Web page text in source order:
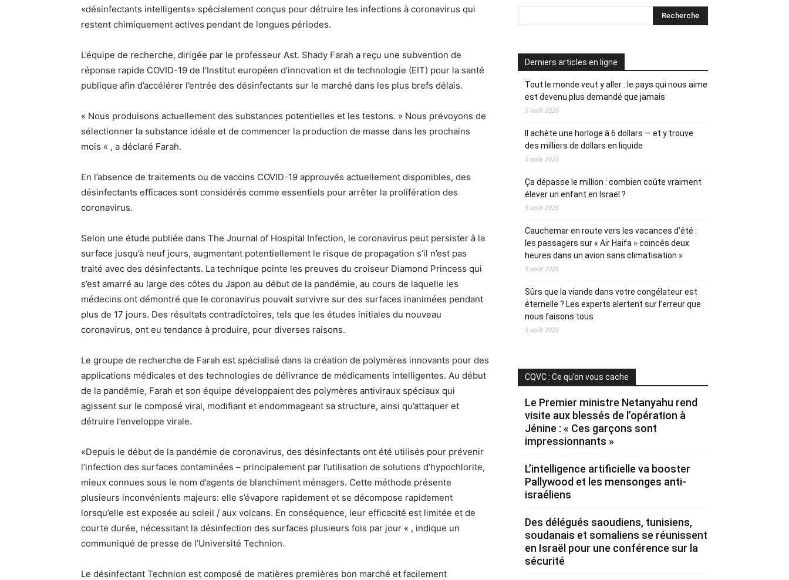
«désinfectants intelligents» spécialement conçus pour détruire les infections à coronavirus qui
restent chimiquement actives pendant de longues périodes.
L’équipe de recherche, dirigée par le professeur Ast. Shady Farah a reçu une subvention de
réponse rapide COVID-19 de l’Institut européen d’innovation et de technologie (EIT) pour la santé
publique afin d’accélérer l’entrée des désinfectants sur le marché dans les plus brefs délais.
« Nous produisons actuellement des substances potentielles et les testons. » Nous prévoyons de
sélectionner la substance idéale et de commencer la production de masse dans les prochains
mois « , a déclaré Farah.
En l’absence de traitements ou de vaccins COVID-19 approuvés actuellement disponibles, des
désinfectants efficaces sont considérés comme essentiels pour arrêter la prolifération des
coronavirus.
Selon une étude publiée dans The Journal of Hospital Infection, le coronavirus peut persister à la
surface jusqu’à neuf jours, augmentant potentiellement le risque de propagation s’il n’est pas
traité avec des désinfectants. La technique pointe les preuves du croiseur Diamond Princess qui
s’est amarré au large des côtes du Japon au début de la pandémie, au cours de laquelle les
médecins ont démontré que le coronavirus pouvait survivre sur des surfaces inanimées pendant
plus de 17 jours. Des résultats contradictoires, tels que les études initiales du nouveau
coronavirus, ont eu tendance à produire, pour diverses raisons.
Le groupe de recherche de Farah est spécialisé dans la création de polymères innovants pour des
applications médicales et des technologies de délivrance de médicaments intelligentes. Au début
de la pandémie, Farah et son équipe développaient des polymères antiviraux spéciaux qui
agissent sur le composé viral, modifiant et endommageant sa structure, ainsi qu’attaquer et
détruire l’enveloppe virale.
«Depuis le début de la pandémie de coronavirus, des désinfectants ont été utilisés pour prévenir
l’infection des surfaces contaminées – principalement par l’utilisation de solutions d’hypochlorite,
mieux connues sous le nom d’agents de blanchiment ménagers. Cette méthode présente
plusieurs inconvénients majeurs: elle s’évapore rapidement et se décompose rapidement
lorsqu’elle est exposée au soleil / aux volcans. En conséquence, leur efficacité est limitée et de
courte durée, nécessitant la désinfection des surfaces plusieurs fois par jour « , indique un
communiqué de presse de l’Université Technion.
Le désinfectant Technion est composé de matières premières bon marché et facilement
Derniers articles en ligne
Tout le monde veut y aller : le pays qui nous aime
est devenu plus demandé que jamais
5 août 2026
Il achète une horloge à 6 dollars — et y trouve
des milliers de dollars en liquide
5 août 2026
Ça dépasse le million : combien coûte vraiment
élever un enfant en Israël ?
5 août 2026
Cauchemar en route vers les vacances d’été :
les passagers sur « Air Haifa » coincés deux
heures dans un avion sans climatisation »
5 août 2026
Sûrs que la viande dans votre congélateur est
éternelle ? Les experts alertent sur l’erreur que
nous faisons tous
5 août 2026
CQVC : Ce qu’on vous cache
Le Premier ministre Netanyahu rend
visite aux blessés de l’opération à
Jénine : « Ces garçons sont
impressionnants »
L’intelligence artificielle va booster
Pallywood et les mensonges anti-
israéliens
Des délégués saoudiens, tunisiens,
soudanais et somaliens se réunissent
en Israël pour une conférence sur la
sécurité